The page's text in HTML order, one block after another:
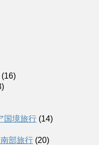
(16)
国境旅行 (14)
部旅行 (20)